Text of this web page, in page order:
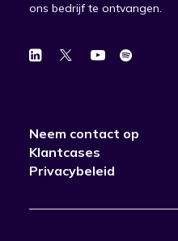
ons bedrijf te ontvangen.
Neem contact op
Klantcases
Privacybeleid